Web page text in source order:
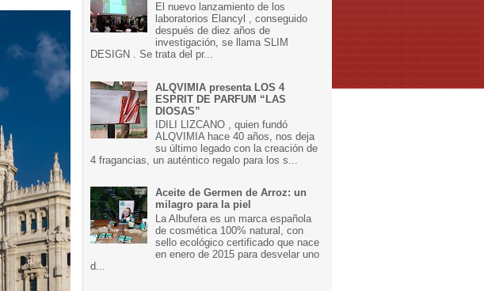
El nuevo lanzamiento de los
laboratorios Elancyl , conseguido
después de diez años de
investigación, se llama SLIM
DESIGN . Se trata del pr...
ALQVIMIA presenta LOS 4
ESPRIT DE PARFUM “LAS
DIOSAS”
IDILI LIZCANO , quien fundó
ALQVIMIA hace 40 años, nos deja
su último legado con la creación de
4 fragancias, un auténtico regalo para los s...
Aceite de Germen de Arroz: un
milagro para la piel
La Albufera es un marca española
de cosmética 100% natural, con
sello ecológico certificado que nace
en enero de 2015 para desvelar uno
d...